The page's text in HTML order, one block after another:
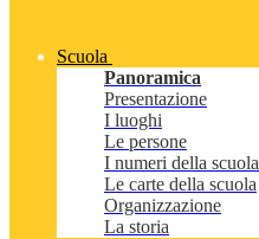
Scuola
Panoramica
Presentazione
I luoghi
Le persone
I numeri della scuola
Le carte della scuola
Organizzazione
La storia